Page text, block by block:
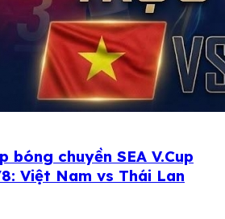
bóng chuyền SEA V.Cup
Việt Nam vs Thái Lan